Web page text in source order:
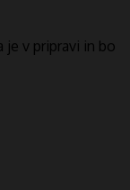
je v pripravi in ​​bo